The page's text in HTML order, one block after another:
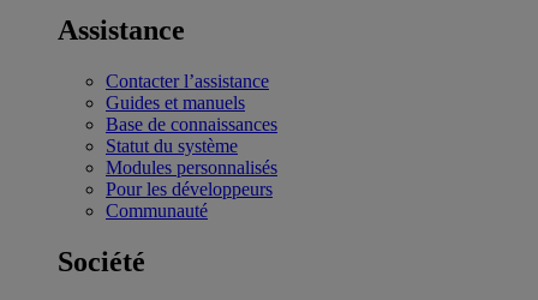
Assistance
Contacter l’assistance
Guides et manuels
Base de connaissances
Statut du système
Modules personnalisés
Pour les développeurs
Communauté
Société